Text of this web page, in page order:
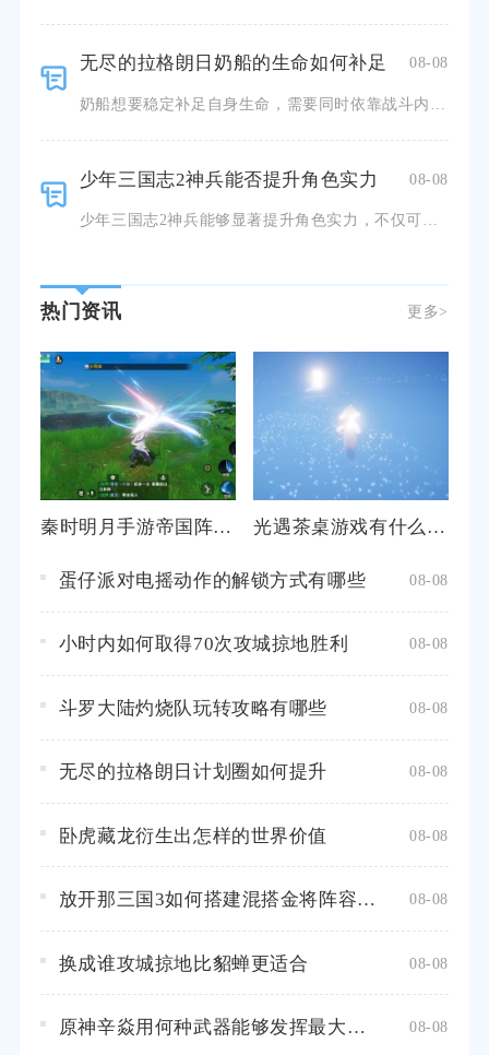
无尽的拉格朗日奶船的生命如何补足 08-08
少年三国志2神兵能否提升角色实力 08-08
少年三国志2神兵能够显著提升角色实力，不仅可以直观增加武将面板属性，还能解锁专属战斗技能、多样养成增
热门资讯 更多>
秦时明月手游帝国阵容怎样才能达到最佳效果 光遇茶桌游戏有什么有趣玩法
蛋仔派对电摇动作的解锁方式有哪些 08-08
小时内如何取得70次攻城掠地胜利 08-08
斗罗大陆灼烧队玩转攻略有哪些 08-08
无尽的拉格朗日计划圈如何提升 08-08
卧虎藏龙衍生出怎样的世界价值 08-08
放开那三国3如何搭建混搭金将阵容才能提高胜率 08-08
换成谁攻城掠地比貂蝉更适合 08-08
原神辛焱用何种武器能够发挥最大威力 08-08